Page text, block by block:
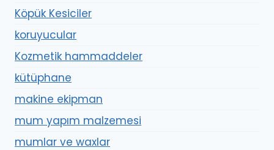
Köpük Kesiciler
koruyucular
Kozmetik hammaddeler
kütüphane
makine ekipman
mum yapım malzemesi
mumlar ve waxlar